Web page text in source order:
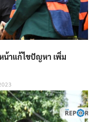
น้าแก้ไขปัญหา เพิ่ม